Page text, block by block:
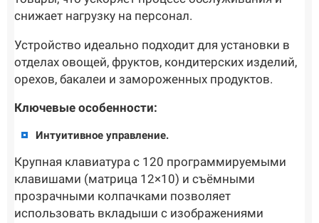
снижает нагрузку на персонал.
Устройство идеально подходит для установки в
отделах овощей, фруктов, кондитерских изделий,
орехов, бакалеи и замороженных продуктов.
Ключевые особенности:
Интуитивное управление.
Крупная клавиатура с 120 программируемыми
клавишами (матрица 12×10) и съёмными
прозрачными колпачками позволяет
использовать вкладыши с изображениями